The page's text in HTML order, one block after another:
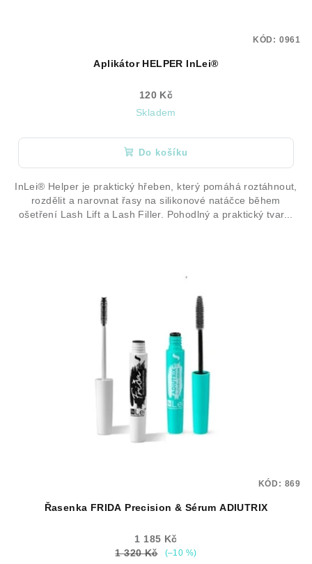
Aplikátor HELPER InLei®
120 Kč
Skladem
Do košíku
InLei® Helper je praktický hřeben, který pomáhá roztáhnout,
rozdělit a narovnat řasy na silikonové natáčce během
ošetření Lash Lift a Lash Filler. Pohodlný a praktický tvar...
KÓD: 0961
Řasenka FRIDA Precision & Sérum ADIUTRIX
1 185 Kč
1 320 Kč
(–10 %)
KÓD: 869